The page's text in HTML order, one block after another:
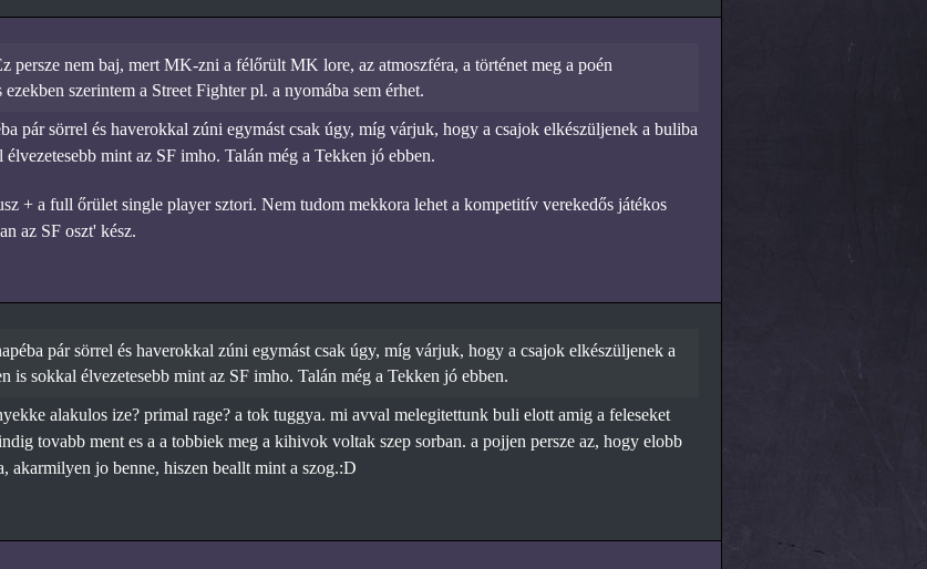
persze nem baj, mert MK-zni a félőrült MK lore, az atmoszféra, a történet meg a poén
szerintem a Street Fighter pl. a nyomába sem érhet.
pár sörrel és haverokkal zúni egymást csak úgy, míg várjuk, hogy a csajok elkészüljenek a buliba
mint az SF imho. Talán még a Tekken jó ebben.
+ a full őrület single player sztori. Nem tudom mekkora lehet a kompetitív verekedős játékos
az SF oszt' kész.
pár sörrel és haverokkal zúni egymást csak úgy, míg várjuk, hogy a csajok elkészüljenek a
is sokkal élvezetesebb mint az SF imho. Talán még a Tekken jó ebben.
alakulos ize? primal rage? a tok tuggya. mi avval melegitettunk buli elott amig a feleseket
tovabb ment es a a tobbiek meg a kihivok voltak szep sorban. a pojjen persze az, hogy elobb
akarmilyen jo benne, hiszen beallt mint a szog.:D